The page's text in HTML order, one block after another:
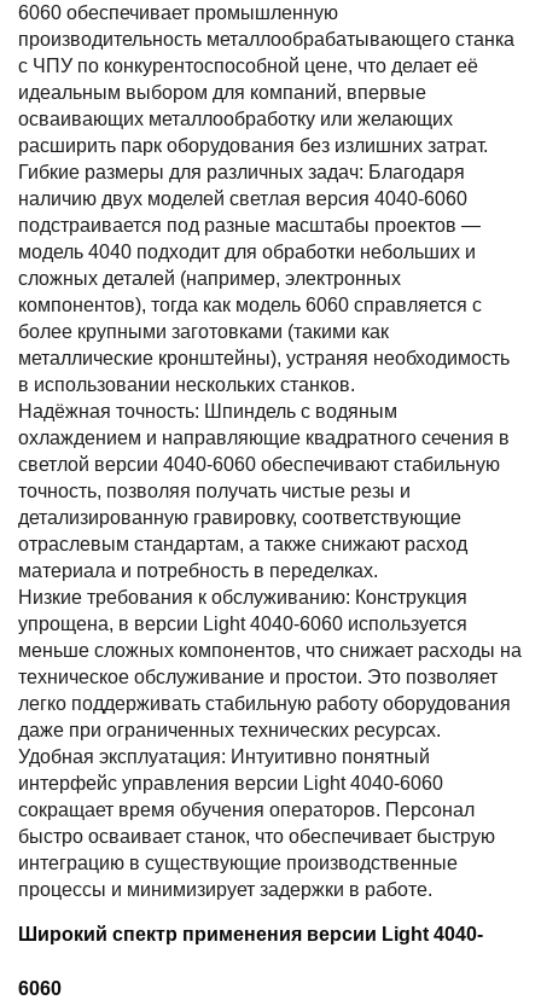
6060 обеспечивает промышленную
производительность металлообрабатывающего станка
с ЧПУ по конкурентоспособной цене, что делает её
идеальным выбором для компаний, впервые
осваивающих металлообработку или желающих
расширить парк оборудования без излишних затрат.
Гибкие размеры для различных задач: Благодаря
наличию двух моделей светлая версия 4040-6060
подстраивается под разные масштабы проектов —
модель 4040 подходит для обработки небольших и
сложных деталей (например, электронных
компонентов), тогда как модель 6060 справляется с
более крупными заготовками (такими как
металлические кронштейны), устраняя необходимость
в использовании нескольких станков.
Надёжная точность: Шпиндель с водяным
охлаждением и направляющие квадратного сечения в
светлой версии 4040-6060 обеспечивают стабильную
точность, позволяя получать чистые резы и
детализированную гравировку, соответствующие
отраслевым стандартам, а также снижают расход
материала и потребность в переделках.
Низкие требования к обслуживанию: Конструкция
упрощена, в версии Light 4040-6060 используется
меньше сложных компонентов, что снижает расходы на
техническое обслуживание и простои. Это позволяет
легко поддерживать стабильную работу оборудования
даже при ограниченных технических ресурсах.
Удобная эксплуатация: Интуитивно понятный
интерфейс управления версии Light 4040-6060
сокращает время обучения операторов. Персонал
быстро осваивает станок, что обеспечивает быструю
интеграцию в существующие производственные
процессы и минимизирует задержки в работе.
Широкий спектр применения версии Light 4040-
6060